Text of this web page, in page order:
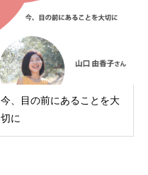
今、目の前にあることを大
切に